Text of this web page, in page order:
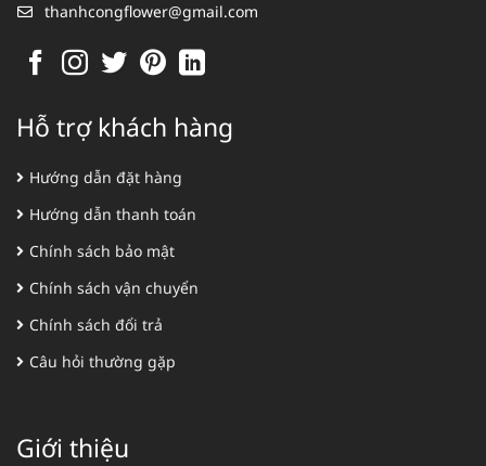
thanhcongflower@gmail.com
Hỗ trợ khách hàng
Hướng dẫn đặt hàng
Hướng dẫn thanh toán
Chính sách bảo mật
Chính sách vận chuyển
Chính sách đổi trả
Câu hỏi thường gặp
Giới thiệu